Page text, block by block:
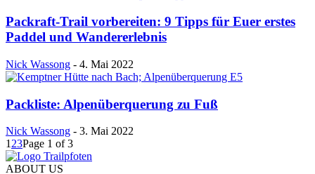
Packraft-Trail vorbereiten: 9 Tipps für Euer erstes
Paddel und Wandererlebnis
Nick Wassong - 4. Mai 2022
Packliste: Alpenüberquerung zu Fuß
Nick Wassong - 3. Mai 2022
1 23Page 1 of 3
ABOUT US